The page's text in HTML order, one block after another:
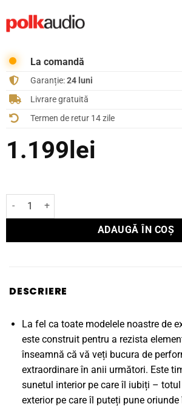
La comandă
Garanție:24 luni
Livrare gratuită
Termen de retur 14 zile
1.199lei
Cantitate Boxă Polk Audio de exterior ATRIUM
ADAUGĂ ÎN COȘ
DESCRIERE
La fel ca toate modelele noastre de
este construit pentru a rezista
înseamnă că vă veți bucura de
extraordinare în anii următori. Este
sunetul interior pe care îl iubiți –
exterior pe care îl puteți pune